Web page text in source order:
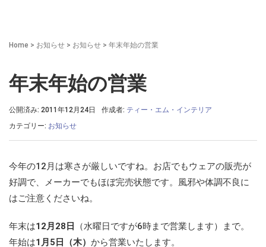
Home > お知らせ > お知らせ > 年末年始の営業
年末年始の営業
公開済み: 2011年12月24日 作成者: ティー・エム・インテリア
カテゴリー: お知らせ
今年の12月は寒さが厳しいですね。お店でもウェアの販売が
好調で、メーカーでもほぼ完売状態です。風邪や体調不良に
はご注意くださいね。
年末は12月28日
（水曜日ですが6時まで営業します）まで。
年始は1月5日（木） から営業いたします。